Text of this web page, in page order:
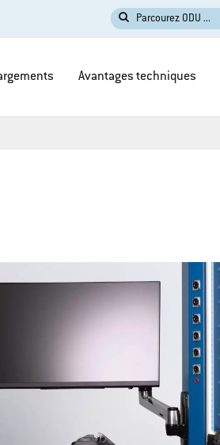
Parcourez ODU ...
Avantages techniques